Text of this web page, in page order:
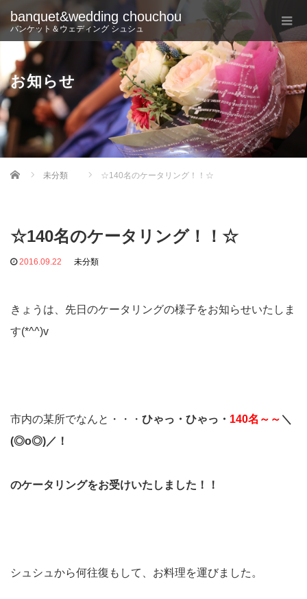
banquet&wedding chouchou
バンケット＆ウェディング シュシュ
お知らせ
Home 未分類 ☆140名のケータリング！！☆
☆140名のケータリング！！☆
2016.09.22 未分類
きょうは、先日のケータリングの様子をお知らせいたしま
す(*^^)v
市内の某所でなんと・・・ ひゃっ・ひゃっ・ 140名～～ ＼
(◎o◎)／！
のケータリングをお受けいたしました！！
シュシュから何往復もして、お料理を運びました。